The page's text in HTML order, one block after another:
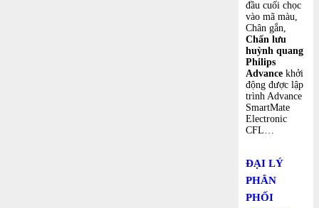
đầu cuối chọc
vào mã màu,
Chân gắn,
Chấn lưu
huỳnh quang
Philips
Advance khởi
động được lập
trình Advance
SmartMate
Electronic
CFL…
ĐẠI LÝ
PHÂN
PHỐI